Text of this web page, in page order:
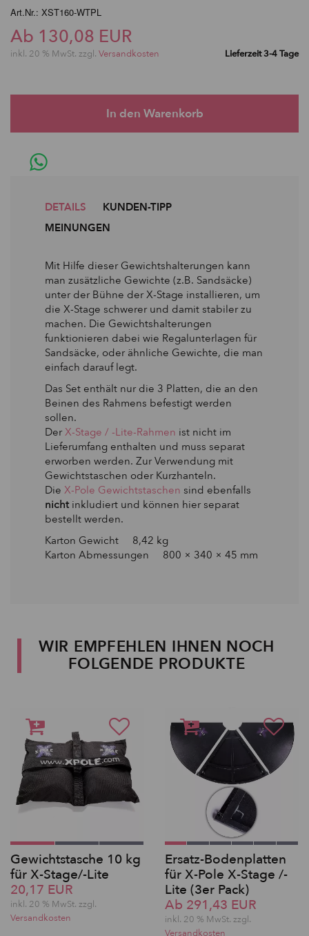
Art.Nr.: XST160-WTPL
Ab 130,08 EUR
inkl. 20 % MwSt. zzgl. Versandkosten Lieferzeit 3-4 Tage
DETAILS
KUNDEN-TIPP
MEINUNGEN
Mit Hilfe dieser Gewichtshalterungen kann
man zusätzliche Gewichte (z.B. Sandsäcke)
unter der Bühne der X-Stage installieren, um
die X-Stage schwerer und damit stabiler zu
machen. Die Gewichtshalterungen
funktionieren dabei wie Regalunterlagen für
Sandsäcke, oder ähnliche Gewichte, die man
einfach darauf legt.
Das Set enthält nur die 3 Platten, die an den
Beinen des Rahmens befestigt werden
sollen.
DerX-Stage / -Lite-Rahmen ist nicht im
Lieferumfang enthalten und muss separat
erworben werden. Zur Verwendung mit
Gewichtstaschen oder Kurzhanteln.
Die X-Pole Gewichtstaschen sind ebenfalls
nicht inkludiert und können hier separat
bestellt werden.
Karton Gewicht 8,42 kg
Karton Abmessungen 800 × 340 × 45 mm
WIR EMPFEHLEN IHNEN NOCH
FOLGENDE PRODUKTE
Gewichtstasche 10 kg
für X-Stage/-Lite
20,17 EUR
inkl. 20 % MwSt. zzgl.
Versandkosten
Ersatz-Bodenplatten
für X-Pole X-Stage /-
Lite (3er Pack)
Ab 291,43 EUR
inkl. 20 % MwSt. zzgl.
Versandkosten